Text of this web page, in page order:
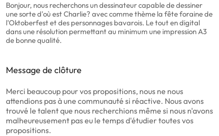
Bonjour, nous recherchons un dessinateur capable de dessiner
une sorte d'où est Charlie? avec comme thème la fête foraine de
l'Oktoberfest et des personnages bavarois. Le tout en digital
dans une résolution permettant au minimum une impression A3
de bonne qualité.
Message de clôture
Merci beaucoup pour vos propositions, nous ne nous
attendions pas à une communauté si réactive. Nous avons
trouvé le talent que nous recherchions même si nous n'avons
malheureusement pas eu le temps d'étudier toutes vos
propositions.